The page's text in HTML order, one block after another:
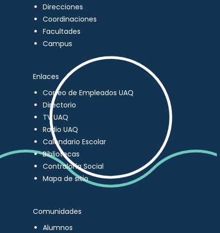
Direcciones
Coordinaciones
Facultades
Campus
Enlaces
Correo de Empleados UAQ
Directorio
TV UAQ
Radio UAQ
Calendario Escolar
Bibliotecas
Contraloría Social
Mapa de sitio
Comunidades
Alumnos